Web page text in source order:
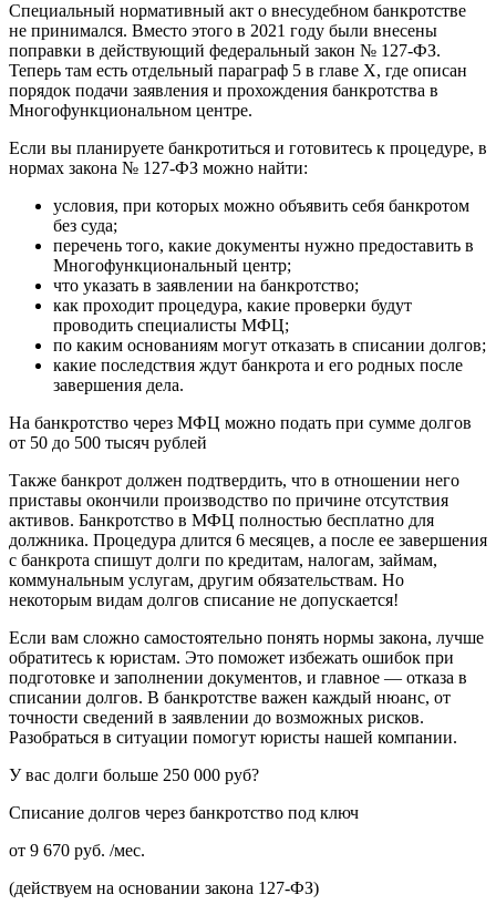
Специальный нормативный акт о внесудебном банкротстве
не принимался. Вместо этого в 2021 году были внесены
поправки в действующий федеральный закон № 127-ФЗ.
Теперь там есть отдельный параграф 5 в главе X, где описан
порядок подачи заявления и прохождения банкротства в
Многофункциональном центре.
Если вы планируете банкротиться и готовитесь к процедуре, в
нормах закона № 127-ФЗ можно найти:
условия, при которых можно объявить себя банкротом
без суда;
перечень того, какие документы нужно предоставить в
Многофункциональный центр;
что указать в заявлении на банкротство;
как проходит процедура, какие проверки будут
проводить специалисты МФЦ;
по каким основаниям могут отказать в списании долгов;
какие последствия ждут банкрота и его родных после
завершения дела.
На банкротство через МФЦ можно подать при сумме долгов
от 50 до 500 тысяч рублей
Также банкрот должен подтвердить, что в отношении него
приставы окончили производство по причине отсутствия
активов. Банкротство в МФЦ полностью бесплатно для
должника. Процедура длится 6 месяцев, а после ее завершения
с банкрота спишут долги по кредитам, налогам, займам,
коммунальным услугам, другим обязательствам. Но
некоторым видам долгов списание не допускается!
Если вам сложно самостоятельно понять нормы закона, лучше
обратитесь к юристам. Это поможет избежать ошибок при
подготовке и заполнении документов, и главное — отказа в
списании долгов. В банкротстве важен каждый нюанс, от
точности сведений в заявлении до возможных рисков.
Разобраться в ситуации помогут юристы нашей компании.
У вас долги больше 250 000 руб?
Списание долгов через банкротство под ключ
от 9 670 руб. /мес.
(действуем на основании закона 127-ФЗ)